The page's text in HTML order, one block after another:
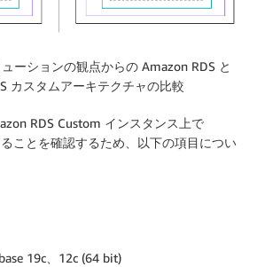
ーションの観点からの Amazon RDS と
カスタムアーキテクチャの比較
RDS Custom インスタンス上で
ことを確認するため、以下の項目につい
19c、12c (64 bit)